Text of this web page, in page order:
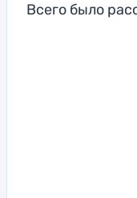
Всего было